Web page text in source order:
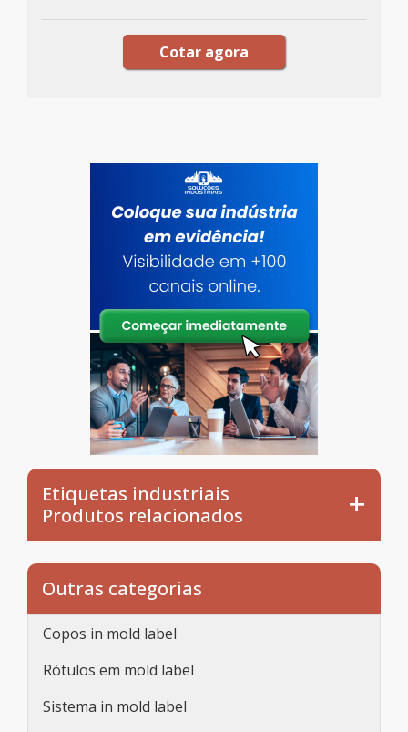
Cotar agora
Etiquetas industriais
Produtos relacionados
Outras categorias
Copos in mold label
Rótulos em mold label
Sistema in mold label